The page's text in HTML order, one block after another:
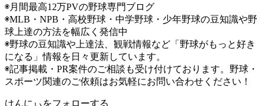
◉月間最高12万PVの野球専門ブログ
◉MLB・NPB・高校野球・中学野球・少年野球の豆知識や野
球上達の方法を幅広く発信中
◉野球の豆知識や上達法、観戦情報など「野球がもっと好き
になる」情報を日々更新しています。
◉記事掲載・PR案件のご相談も受け付けております。野球・
スポーツ関連のご依頼はお気軽にお問い合わせください！
けんにぃをフォローする